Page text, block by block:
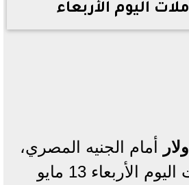
اليوم الأربعاء
أمام الجنيه المصري،
فى بداية تعاملات اليوم الأربعاء 13 مايو